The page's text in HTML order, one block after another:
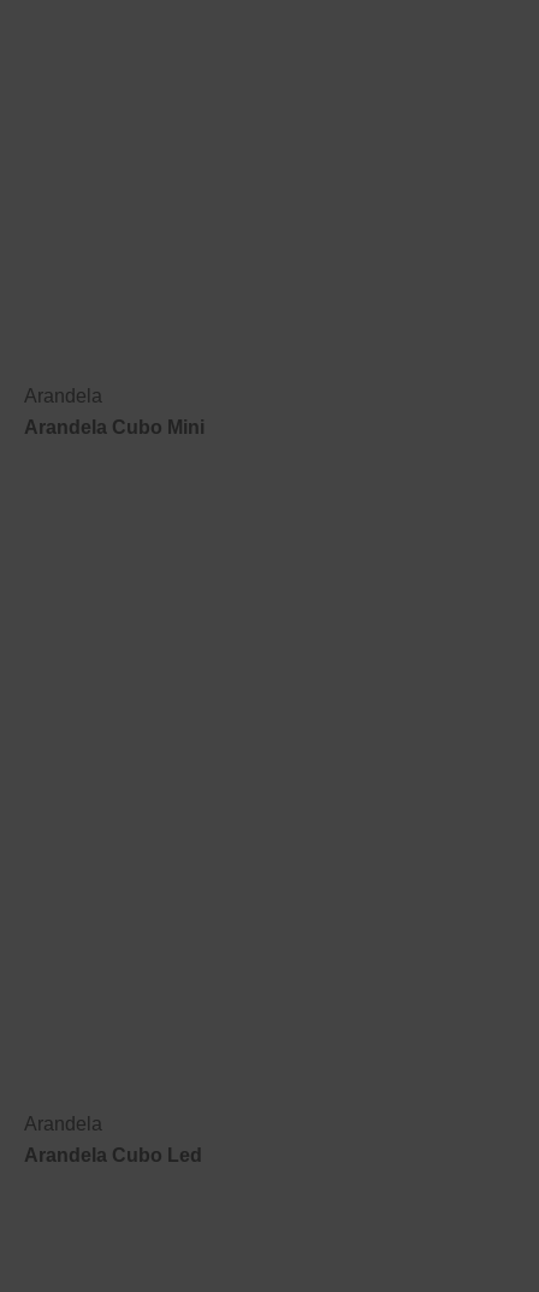
Arandela
Arandela Cubo Mini
Arandela
Arandela Cubo Led